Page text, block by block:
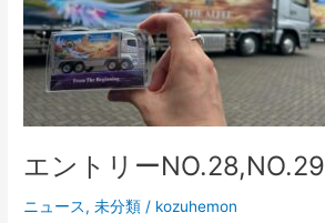
エントリーNO.28,NO.29
ニュース,未分類 / kozuhemon
NO.28,NO.29